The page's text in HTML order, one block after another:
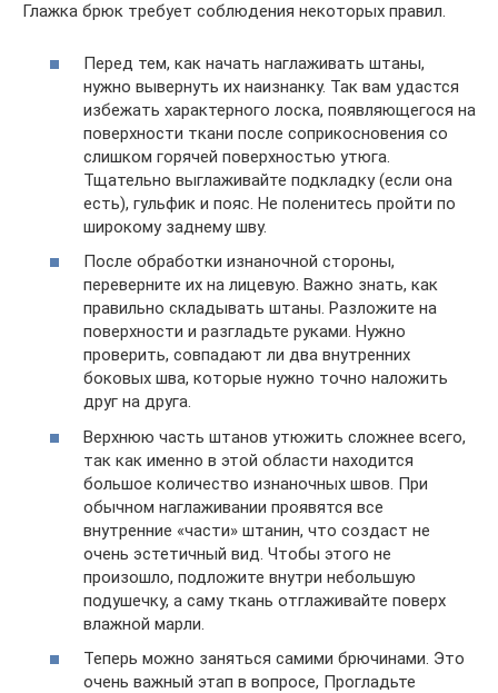
Глажка брюк требует соблюдения некоторых правил.
Перед тем, как начать наглаживать штаны,
нужно вывернуть их наизнанку. Так вам удастся
избежать характерного лоска, появляющегося на
поверхности ткани после соприкосновения со
слишком горячей поверхностью утюга.
Тщательно выглаживайте подкладку (если она
есть), гульфик и пояс. Не поленитесь пройти по
широкому заднему шву.
После обработки изнаночной стороны,
переверните их на лицевую. Важно знать, как
правильно складывать штаны. Разложите на
поверхности и разгладьте руками. Нужно
проверить, совпадают ли два внутренних
боковых шва, которые нужно точно наложить
друг на друга.
Верхнюю часть штанов утюжить сложнее всего,
так как именно в этой области находится
большое количество изнаночных швов. При
обычном наглаживании проявятся все
внутренние «части» штанин, что создаст не
очень эстетичный вид. Чтобы этого не
произошло, подложите внутри небольшую
подушечку, а саму ткань отглаживайте поверх
влажной марли.
Теперь можно заняться самими брючинами. Это
очень важный этап в вопросе, Прогладьте